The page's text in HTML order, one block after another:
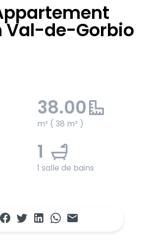
Val-de-Gorbio
38.00
m² ( 38 m² )
1
1 salle de bains